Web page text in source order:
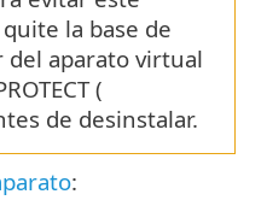
la base de
del aparato virtual
(
de desinstalar.
: